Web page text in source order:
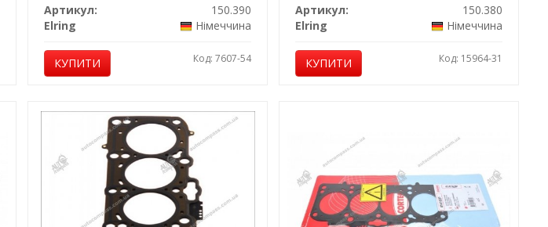
Артикул:
150.390
Elring
Німеччина
КУПИТИ Код: 7607-54
Артикул:
150.380
Elring
Німеччина
КУПИТИ Код: 15964-31